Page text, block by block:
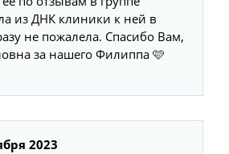
из ДНК клиники к ней в
не пожалела. Спасибо Вам,
за нашего Филиппа 🩷
2023